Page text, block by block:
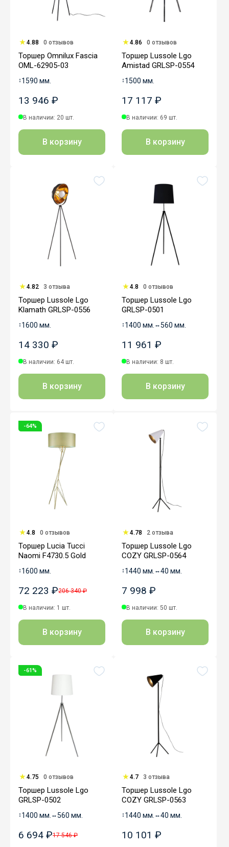
4.88 0 отзывов
Торшер Omnilux Fascia
OML-62905-03
↕1590 мм.
13 946 ₽
В наличии: 20 шт.
В корзину
4.86 0 отзывов
Торшер Lussole Lgo
Amistad GRLSP-0554
↕1500 мм.
17 117 ₽
В наличии: 69 шт.
В корзину
4.82 3 отзыва
Торшер Lussole Lgo
Klamath GRLSP-0556
↕1600 мм.
14 330 ₽
В наличии: 64 шт.
В корзину
4.8 0 отзывов
Торшер Lussole Lgo
GRLSP-0501
↕1400 мм. ↔560 мм.
11 961 ₽
В наличии: 8 шт.
В корзину
-64%
4.8 0 отзывов
Торшер Lucia Tucci
Naomi F4730.5 Gold
↕1600 мм.
72 223 ₽206 340 ₽
В наличии: 1 шт.
В корзину
4.78 2 отзыва
Торшер Lussole Lgo
COZY GRLSP-0564
↕1440 мм. ↔40 мм.
7 998 ₽
В наличии: 50 шт.
В корзину
-61%
4.75 0 отзывов
Торшер Lussole Lgo
GRLSP-0502
↕1400 мм. ↔560 мм.
6 694 ₽17 546 ₽
4.7 3 отзыва
Торшер Lussole Lgo
COZY GRLSP-0563
↕1440 мм. ↔40 мм.
10 101 ₽